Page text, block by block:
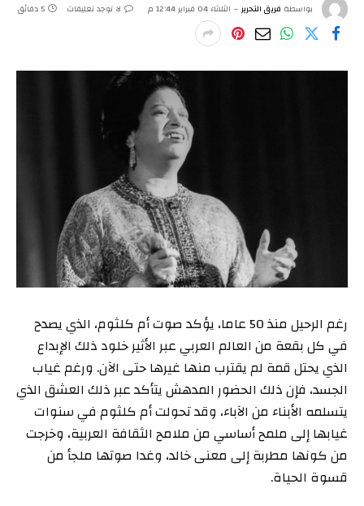
بواسطة فريق التحرير الثلاثاء 04 فبراير 12:44 م لا توجد تعليقات 5 دقائق
رغم الرحيل منذ 50 عاما، يؤكد صوت أم كلثوم، الذي يصدح
في كل بقعة من العالم العربي عبر الأثير خلود ذلك الإبداع
الذي يحتل قمة لم يقترب منها غيرها حتى الآن. ورغم غياب
الجسد، فإن ذلك الحضور المدهش يتأكد عبر ذلك العشق الذي
يتسلمه الأبناء من الآباء، وقد تحولت أم كلثوم في سنوات
غيابها إلى ملمح أساسي من ملامح الثقافة العربية، وخرجت
من كونها مطربة إلى معنى خالد، وغدا صوتها ملجأ من
قسوة الحياة.